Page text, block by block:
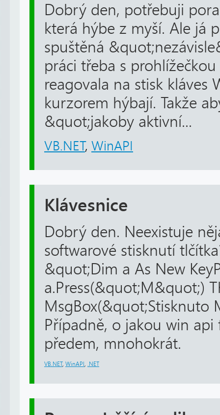
Dobrý den, potřebuji
která hýbe z myší. Ale já
spuštěná
práci třeba s
reagovala na stisk kláves
kurzorem hýbají. Takže
&quot;jakoby aktivní...
VB.NET, WinAPI
Klávesnice
Dobrý den. Neexistuje
softwarové stisknutí
&quot;Dim a As New
a.Press(&quot;M&quot;)
MsgBox(&quot;Stisknuto
Případně, o jakou win api
předem, mnohokrát.
VB.NET, WinAPI .NET